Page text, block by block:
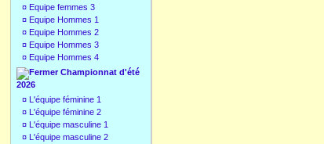
¤ Equipe femmes 3
¤ Equipe Hommes 1
¤ Equipe Hommes 2
¤ Equipe Hommes 3
¤ Equipe Hommes 4
Championnat d'été
2026
¤ L'équipe féminine 1
¤ L'équipe féminine 2
¤ L'équipe masculine 1
¤ L'équipe masculine 2